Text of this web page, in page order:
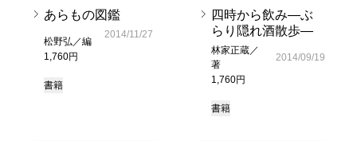
あらもの図鑑
松野弘／編
1,760円
2014/11/27
書籍
四時から飲み―ぶ
らり隠れ酒散歩―
林家正蔵／
著
1,760円
2014/09/19
書籍